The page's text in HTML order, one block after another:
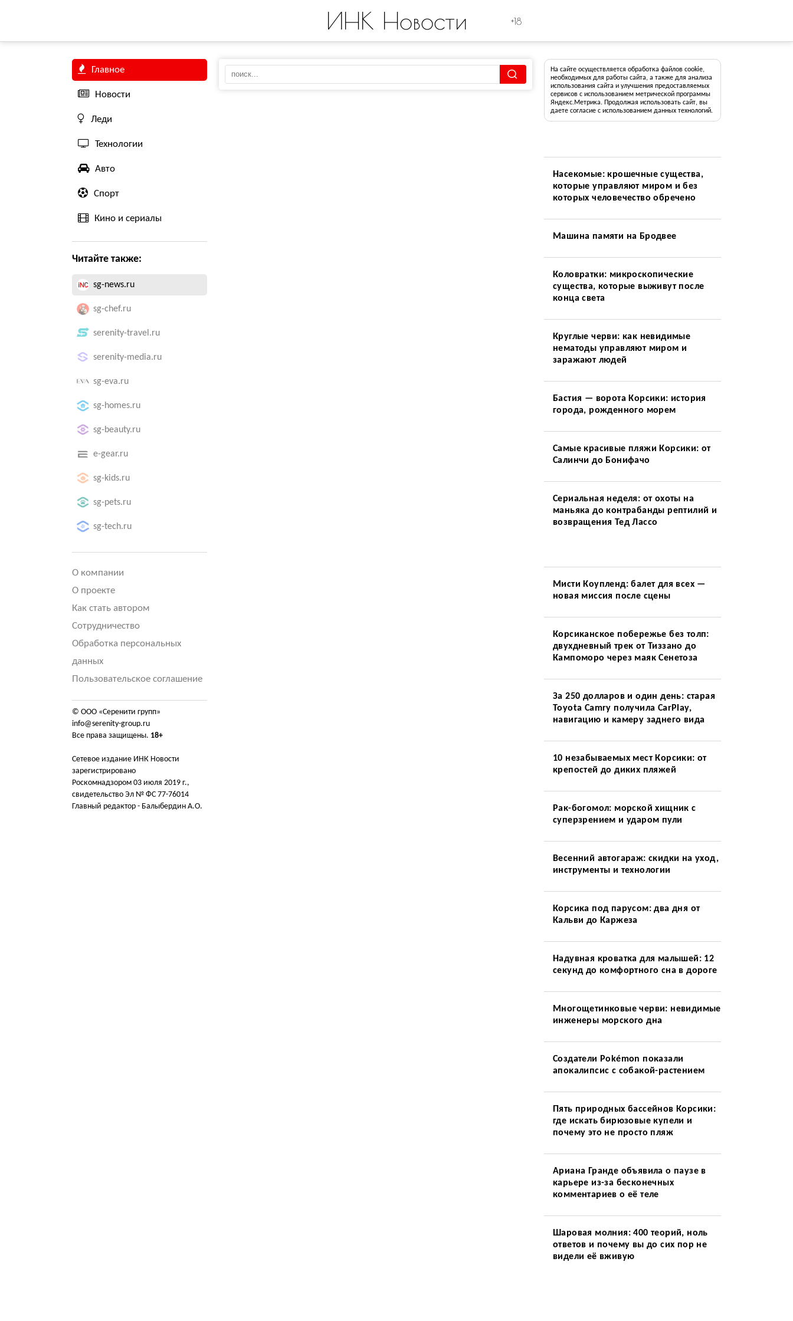
ИНК Новости +18
Главное
Новости
Леди
Технологии
Авто
Спорт
Кино и сериалы
Читайте также:
sg-news.ru
sg-chef.ru
serenity-travel.ru
serenity-media.ru
sg-eva.ru
sg-homes.ru
sg-beauty.ru
e-gear.ru
sg-kids.ru
sg-pets.ru
sg-tech.ru
О компании
О проекте
Как стать автором
Сотрудничество
Обработка персональных
данных
Пользовательское соглашение
© ООО «Серенити групп»
info@serenity-group.ru
Все права защищены. 18+
Сетевое издание ИНК Новости
зарегистрировано
Роскомнадзором 03 июля 2019 г.,
свидетельство Эл № ФС 77-76014
Главный редактор - Балыбердин А.О.
На сайте осуществляется обработка файлов cookie,
необходимых для работы сайта, а также для анализа
использования сайта и улучшения предоставляемых
сервисов с использованием метрической программы
Яндекс.Метрика. Продолжая использовать сайт, вы
даете согласие с использованием данных технологий.
Насекомые: крошечные существа,
которые управляют миром и без
которых человечество обречено
Машина памяти на Бродвее
Коловратки: микроскопические
существа, которые выживут после
конца света
Круглые черви: как невидимые
нематоды управляют миром и
заражают людей
Бастия — ворота Корсики: история
города, рожденного морем
Самые красивые пляжи Корсики: от
Салинчи до Бонифачо
Сериальная неделя: от охоты на
маньяка до контрабанды рептилий и
возвращения Тед Лассо
Мисти Коупленд: балет для всех —
новая миссия после сцены
Корсиканское побережье без толп:
двухдневный трек от Тиззано до
Кампоморо через маяк Сенетоза
За 250 долларов и один день: старая
Toyota Camry получила CarPlay,
навигацию и камеру заднего вида
10 незабываемых мест Корсики: от
крепостей до диких пляжей
Рак-богомол: морской хищник с
суперзрением и ударом пули
Весенний автогараж: скидки на уход,
инструменты и технологии
Корсика под парусом: два дня от
Кальви до Каржеза
Надувная кроватка для малышей: 12
секунд до комфортного сна в дороге
Многощетинковые черви: невидимые
инженеры морского дна
Создатели Pokémon показали
апокалипсис с собакой-растением
Пять природных бассейнов Корсики:
где искать бирюзовые купели и
почему это не просто пляж
Ариана Гранде объявила о паузе в
карьере из-за бесконечных
комментариев о её теле
Шаровая молния: 400 теорий, ноль
ответов и почему вы до сих пор не
видели её вживую